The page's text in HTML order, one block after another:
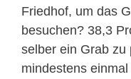
Friedhof, um das
besuchen? 38,3
selber ein Grab zu
mindestens